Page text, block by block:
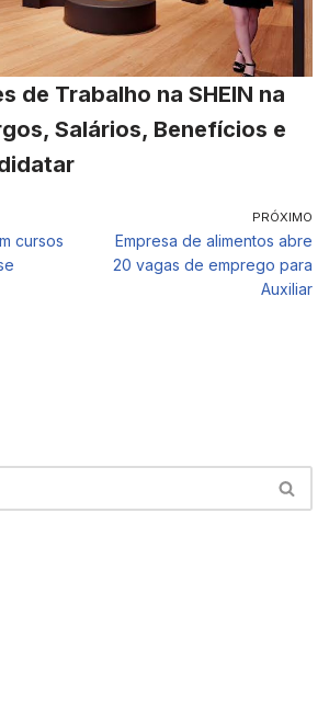
de Trabalho na SHEIN na
Salários, Benefícios e
cursos
PRÓXIMO
Empresa de alimentos abre
20 vagas de emprego para
Auxiliar